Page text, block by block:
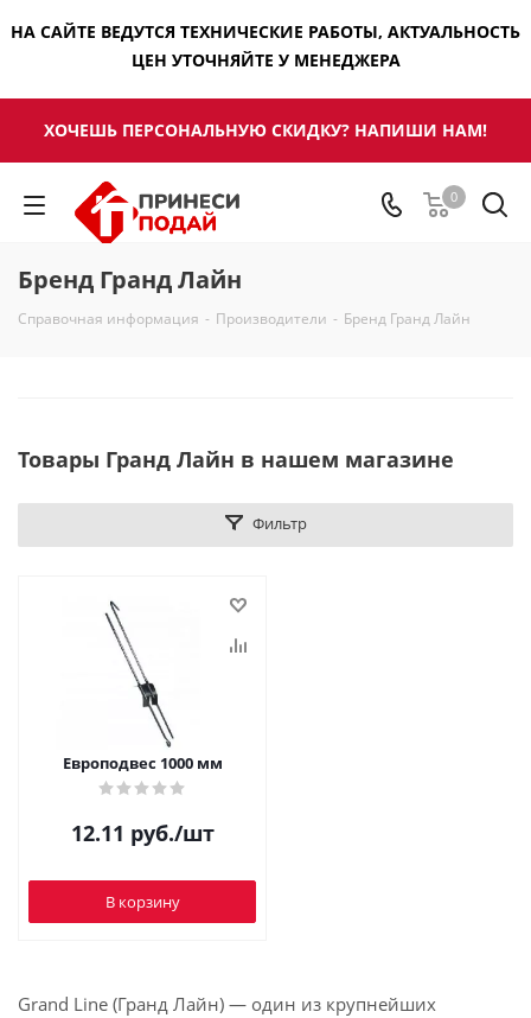
НА САЙТЕ ВЕДУТСЯ ТЕХНИЧЕСКИЕ РАБОТЫ, АКТУАЛЬНОСТЬ
ЦЕН УТОЧНЯЙТЕ У МЕНЕДЖЕРА
ХОЧЕШЬ ПЕРСОНАЛЬНУЮ СКИДКУ? НАПИШИ НАМ!
0
Бренд Гранд Лайн
Справочная информация - Производители - Бренд Гранд Лайн
Товары Гранд Лайн в нашем магазине
Фильтр
Европодвес 1000 мм
12.11 руб./шт
В корзину
Grand Line (Гранд Лайн) — один из крупнейших